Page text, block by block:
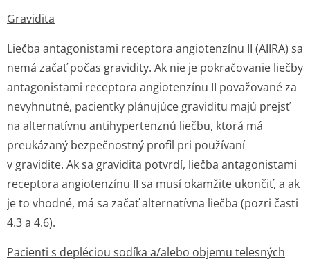
Gravidita
Liečba antagonistami receptora angiotenzínu II (AIIRA) sa
nemá začať počas gravidity. Ak nie je pokračovanie liečby
antagonistami receptora angiotenzínu II považované za
nevyhnutné, pacientky plánujúce graviditu majú prejsť
na alternatívnu antihypertenznú liečbu, ktorá má
preukázaný bezpečnostný profil pri používaní
v gravidite. Ak sa gravidita potvrdí, liečba antagonistami
receptora angiotenzínu II sa musí okamžite ukončiť, a ak
je to vhodné, má sa začať alternatívna liečba (pozri časti
4.3 a 4.6).
Pacienti s depléciou sodíka a/alebo objemu telesných